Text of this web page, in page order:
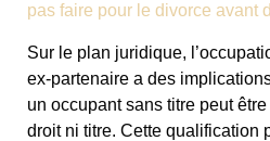
pas faire pour le divorce avant
Sur le plan juridique,
ex-partenaire a des
un occupant sans titre peut
droit ni titre. Cette qualification